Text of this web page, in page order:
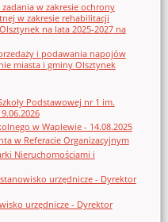
w zakresie ochrony
w zakresie rehabilitacji
na lata 2025-2027 na
i podawania napojów
miasta i gminy Olsztynek
Podstawowej nr 1 im.
w Waplewie - 14.08.2025
w Referacie Organizacyjnym
Nieruchomościami i
urzędnicze - Dyrektor
urzędnicze - Dyrektor